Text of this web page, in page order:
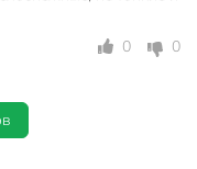
0
0